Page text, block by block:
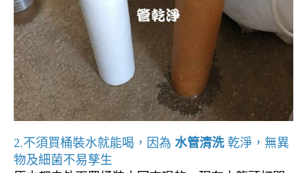
2.不須買桶裝水就能喝，因為 水管清洗乾淨，無異
物及細菌不易孳生